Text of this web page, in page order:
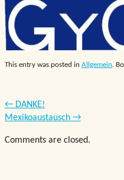
This entry was posted in Allgemein.
← DANKE!
Mexikoaustausch →
Comments are closed.